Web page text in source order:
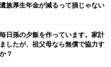
族厚生年金が減るって損じゃない
日孫の夕飯を作っています。家計
したが、祖父母なら無償で協力す
？